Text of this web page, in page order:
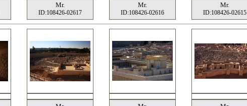
Mr.
ID:108426-02617
Mr.
ID:108426-02616
Mr.
ID:108426-02615